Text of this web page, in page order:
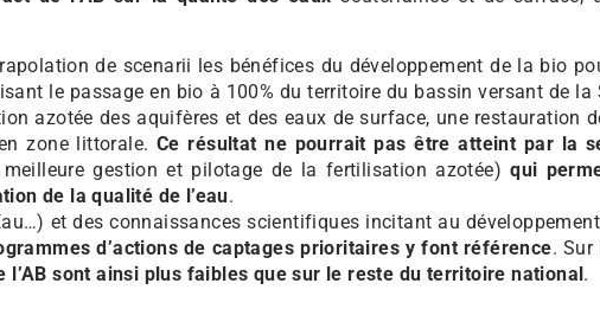
de scenarii les bénéfices du développement de la bio
le passage en bio à 100% du territoire du bassin versant de la
azotée des aquifères et des eaux de surface, une restauration
zone littorale.Ce résultat ne pourrait pas être atteint par la
meilleure gestion et pilotage de la fertilisation azotée)qui
de la qualité de l’eau.
et des connaissances scientifiques incitant au développement
d’actions de captages prioritaires y font référence. Sur
sont ainsi plus faibles que sur le reste du territoire national.